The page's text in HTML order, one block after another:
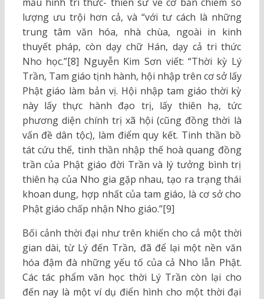
lượng ưu trội hơn cả, và “với tư cách là những
trung tâm văn hóa, nhà chùa, ngoài in kinh
thuyết pháp, còn dạy chữ Hán, dạy cả tri thức
Nho học.”[8] Nguyễn Kim Sơn viết: “Thời kỳ Lý
Trần, Tam giáo tịnh hành, hội nhập trên cơ sở lấy
Phật giáo làm bản vị. Hội nhập tam giáo thời kỳ
này lấy thực hành đạo trị, lấy thiên hạ, tức
phương diện chính trị xã hội (cũng đồng thời là
vấn đề dân tộc), làm điểm quy kết. Tinh thần bồ
tát cứu thế, tinh thần nhập thế hoà quang đồng
trần của Phật giáo đời Trần và lý tưởng bình trị
thiên hạ của Nho gia gặp nhau, tạo ra trạng thái
khoan dung, hợp nhất của tam giáo, là cơ sở cho
Phật giáo chấp nhận Nho giáo.”[9]
Bối cảnh thời đại như trên khiến cho cả một thời
gian dài, từ Lý đến Trần, đã để lại một nền văn
hóa đậm đà những yếu tố của cả Nho lẫn Phật.
Các tác phẩm văn học thời Lý Trần còn lại cho
đến nay là một ví dụ điển hình cho một thời đại